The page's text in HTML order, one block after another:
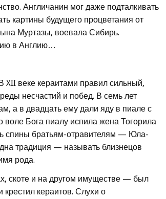
Англичанин мог даже подталкивать
картины будущего процветания от
Муртазы, воевала Сибирь.
в Англию…
XII веке кераитами правил сильный,
несчастий и побед. В семь лет
а в двадцать ему дали яду в пиале с
Бога пиалу испила жена Тогорила
спины братьям-отравителям — Юла-
традиция — называть близнецов
рода.
скоте и на другом имуществе — был
крестил кераитов. Слухи о